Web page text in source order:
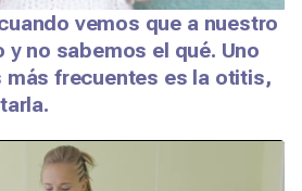
vemos que a nuestro
y no sabemos el qué. Uno
más frecuentes es la otitis,